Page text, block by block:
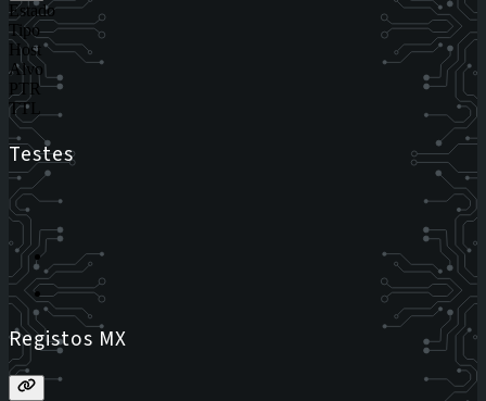
Estado
Tipo
Host
Alvo
PTR
TTL
Testes
Registos MX